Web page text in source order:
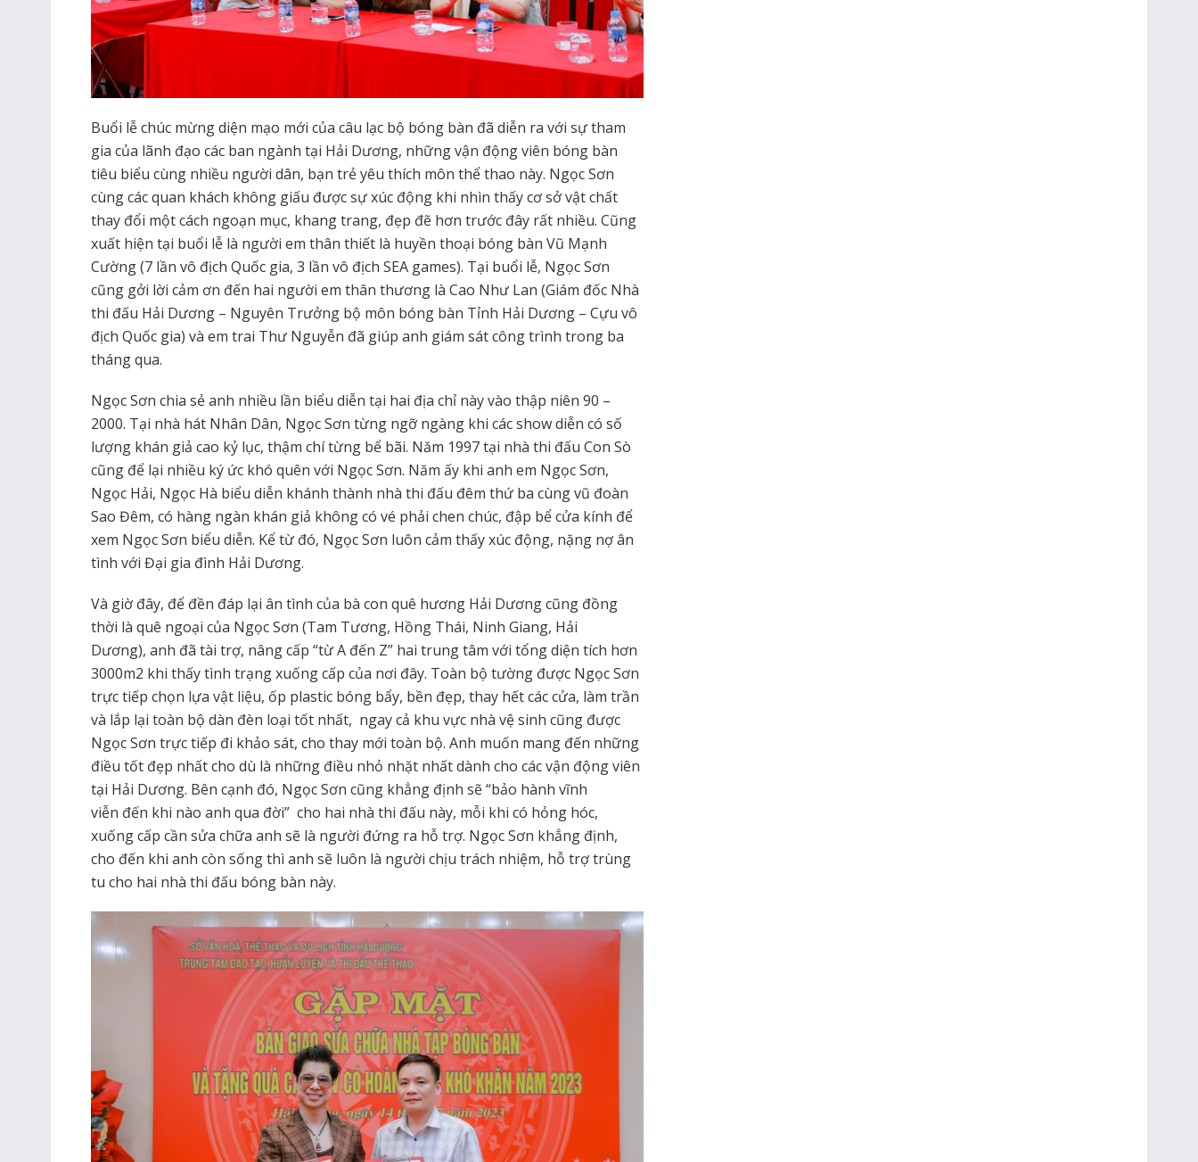
Buổi lễ chúc mừng diện mạo mới của câu lạc bộ bóng bàn đã diễn ra với sự tham
gia của lãnh đạo các ban ngành tại Hải Dương, những vận động viên bóng bàn
tiêu biểu cùng nhiều người dân, bạn trẻ yêu thích môn thể thao này. Ngọc Sơn
cùng các quan khách không giấu được sự xúc động khi nhìn thấy cơ sở vật chất
thay đổi một cách ngoạn mục, khang trang, đẹp đẽ hơn trước đây rất nhiều. Cũng
xuất hiện tại buổi lễ là người em thân thiết là huyền thoại bóng bàn Vũ Mạnh
Cường (7 lần vô địch Quốc gia, 3 lần vô địch SEA games). Tại buổi lễ, Ngọc Sơn
cũng gởi lời cảm ơn đến hai người em thân thương là Cao Như Lan (Giám đốc Nhà
thi đấu Hải Dương – Nguyên Trưởng bộ môn bóng bàn Tỉnh Hải Dương – Cựu vô
địch Quốc gia) và em trai Thư Nguyễn đã giúp anh giám sát công trình trong ba
tháng qua.
Ngọc Sơn chia sẻ anh nhiều lần biểu diễn tại hai địa chỉ này vào thập niên 90 –
2000. Tại nhà hát Nhân Dân, Ngọc Sơn từng ngỡ ngàng khi các show diễn có số
lượng khán giả cao kỷ lục, thậm chí từng bể bãi. Năm 1997 tại nhà thi đấu Con Sò
cũng để lại nhiều ký ức khó quên với Ngọc Sơn. Năm ấy khi anh em Ngọc Sơn,
Ngọc Hải, Ngọc Hà biểu diễn khánh thành nhà thi đấu đêm thứ ba cùng vũ đoàn
Sao Đêm, có hàng ngàn khán giả không có vé phải chen chúc, đập bể cửa kính để
xem Ngọc Sơn biểu diễn. Kể từ đó, Ngọc Sơn luôn cảm thấy xúc động, nặng nợ ân
tình với Đại gia đình Hải Dương.
Và giờ đây, để đền đáp lại ân tình của bà con quê hương Hải Dương cũng đồng
thời là quê ngoại của Ngọc Sơn (Tam Tương, Hồng Thái, Ninh Giang, Hải
Dương), anh đã tài trợ, nâng cấp “từ A đến Z” hai trung tâm với tổng diện tích hơn
3000m2 khi thấy tình trạng xuống cấp của nơi đây. Toàn bộ tường được Ngọc Sơn
trực tiếp chọn lựa vật liệu, ốp plastic bóng bẩy, bền đẹp, thay hết các cửa, làm trần
và lắp lại toàn bộ dàn đèn loại tốt nhất, ngay cả khu vực nhà vệ sinh cũng được
Ngọc Sơn trực tiếp đi khảo sát, cho thay mới toàn bộ. Anh muốn mang đến những
điều tốt đẹp nhất cho dù là những điều nhỏ nhặt nhất dành cho các vận động viên
tại Hải Dương. Bên cạnh đó, Ngọc Sơn cũng khẳng định sẽ “bảo hành vĩnh
viễn đến khi nào anh qua đời” cho hai nhà thi đấu này, mỗi khi có hỏng hóc,
xuống cấp cần sửa chữa anh sẽ là người đứng ra hỗ trợ. Ngọc Sơn khẳng định,
cho đến khi anh còn sống thì anh sẽ luôn là người chịu trách nhiệm, hỗ trợ trùng
tu cho hai nhà thi đấu bóng bàn này.